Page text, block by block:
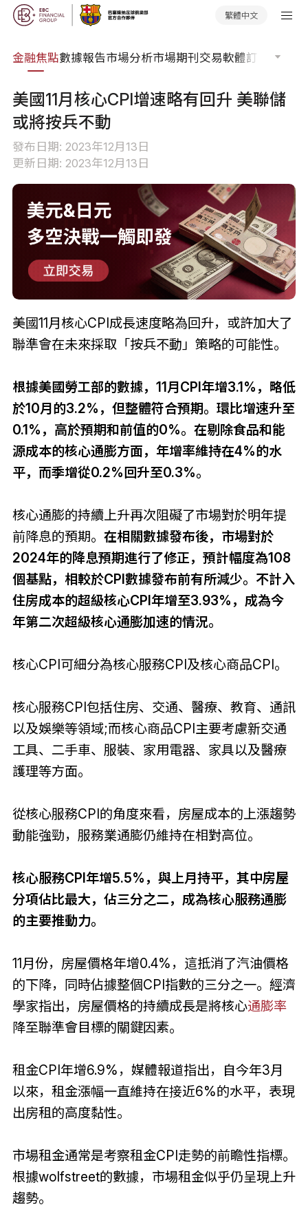
繁體中文
金融焦點數據報告市場分析市場期刊交易軟體訂單流
美國11月核心CPI增速略有回升 美聯儲
或將按兵不動
發布日期: 2023年12月13日
更新日期: 2023年12月13日
美國11月核心CPI成長速度略為回升，或許加大了
聯準會在未來採取「按兵不動」策略的可能性。
根據美國勞工部的數據，11月CPI年增3.1%，略低
於10月的3.2%，但整體符合預期。環比增速升至
0.1%，高於預期和前值的0%。在剔除食品和能
源成本的核心通膨方面，年增率維持在4%的水
平，而季增從0.2%回升至0.3%。
核心通膨的持續上升再次阻礙了市場對於明年提
前降息的預期。 在相關數據發布後，市場對於
2024年的降息預期進行了修正，預計幅度為108
個基點，相較於CPI數據發布前有所減少。不計入
住房成本的超級核心CPI年增至3.93%，成為今
年第二次超級核心通膨加速的情況。
核心CPI可細分為核心服務CPI及核心商品CPI。
核心服務CPI包括住房、交通、醫療、教育、通訊
以及娛樂等領域;而核心商品CPI主要考慮新交通
工具、二手車、服裝、家用電器、家具以及醫療
護理等方面。
從核心服務CPI的角度來看，房屋成本的上漲趨勢
動能強勁，服務業通膨仍維持在相對高位。
核心服務CPI年增5.5%，與上月持平，其中房屋
分項佔比最大，佔三分之二，成為核心服務通膨
的主要推動力。
11月份，房屋價格年增0.4%，這抵消了汽油價格
的下降，同時佔據整個CPI指數的三分之一。經濟
學家指出，房屋價格的持續成長是將核心通膨率
降至聯準會目標的關鍵因素。
租金CPI年增6.9%，媒體報道指出，自今年3月
以來，租金漲幅一直維持在接近6%的水平，表現
出房租的高度黏性。
市場租金通常是考察租金CPI走勢的前瞻性指標。
根據wolfstreet的數據，市場租金似乎仍呈現上升
趨勢。